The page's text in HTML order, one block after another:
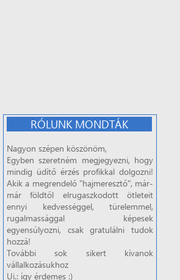
RÓLUNK MONDTÁK
Nagyon szépen köszönöm,
Egyben szeretném megjegyezni, hogy
mindig üdítő érzés profikkal dolgozni!
Akik a megrendelő "hajmeresztő", már-
már földtől elrugaszkodott ötleteit
ennyi kedvességgel, türelemmel,
rugalmassággal képesek
egyensúlyozni, csak gratulálni tudok
hozzá!
További sok sikert kívanok
vállalkozásukhoz
Ui.: így érdemes :)